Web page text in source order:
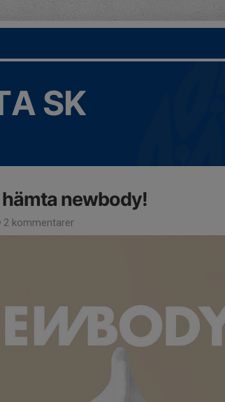
SK
newbody!
2 kommentarer